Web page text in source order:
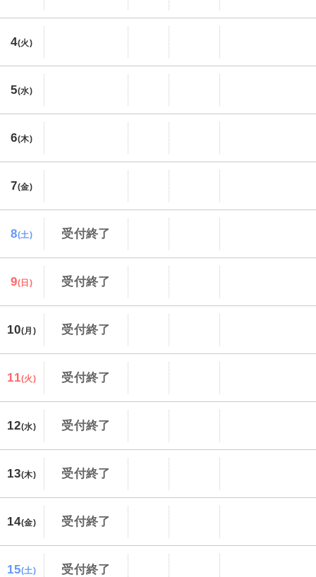
4(火)
5(水)
6(木)
7(金)
8(土) 受付終了
9(日) 受付終了
10(月) 受付終了
11(火) 受付終了
12(水) 受付終了
13(木) 受付終了
14(金) 受付終了
15(土) 受付終了